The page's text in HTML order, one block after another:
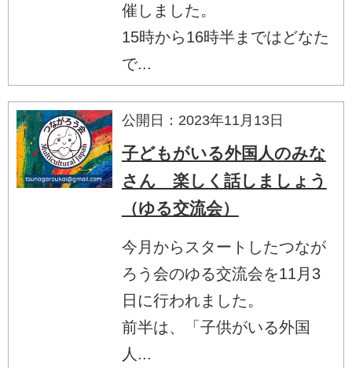
催しました。
15時から16時半まではどなた
で...
公開日：2023年11月13日
子どもがいる外国人のみな
さん 楽しく話しましょう
（ゆる交流会）
今月からスタートしたつなが
ろう会のゆる交流会を11月3
日に行われました。
前半は、「子供がいる外国
人...